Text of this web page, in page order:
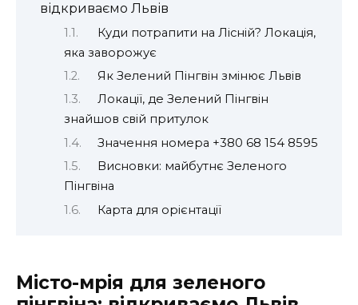
відкриваємо Львів
Куди потрапити на Лісній? Локація,
яка заворожує
Як Зелений Пінгвін змінює Львів
Локації, де Зелений Пінгвін
знайшов свій притулок
Значення номера +380 68 154 8595
Висновки: майбутнє Зеленого
Пінгвіна
Карта для орієнтації
Місто-мрія для зеленого